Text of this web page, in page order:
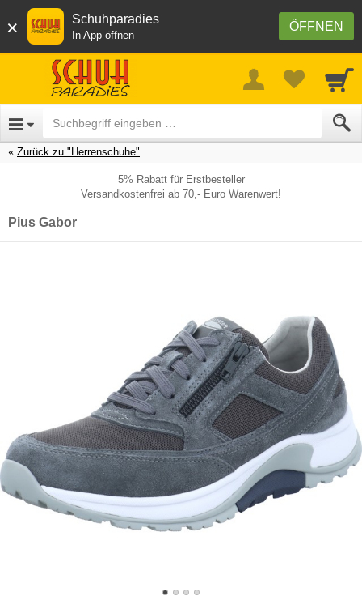
× ÖFFNEN
Schuhparadies
In App öffnen
Zurück zu "Herrenschuhe"
5% Rabatt für Erstbesteller
Versandkostenfrei ab 70,- Euro Warenwert!
Pius Gabor